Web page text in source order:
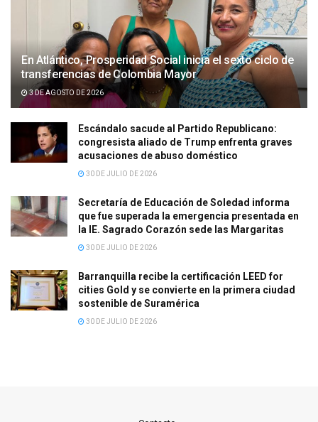
En Atlántico, Prosperidad Social inicia el sexto ciclo de
transferencias de Colombia Mayor
3 DE AGOSTO DE 2026
Escándalo sacude al Partido Republicano:
congresista aliado de Trump enfrenta graves
acusaciones de abuso doméstico
30 DE JULIO DE 2026
Secretaría de Educación de Soledad informa
que fue superada la emergencia presentada en
la IE. Sagrado Corazón sede las Margaritas
30 DE JULIO DE 2026
Barranquilla recibe la certificación LEED for
cities Gold y se convierte en la primera ciudad
sostenible de Suramérica
30 DE JULIO DE 2026